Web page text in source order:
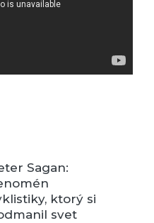
Sagan:
ktorý si
svet